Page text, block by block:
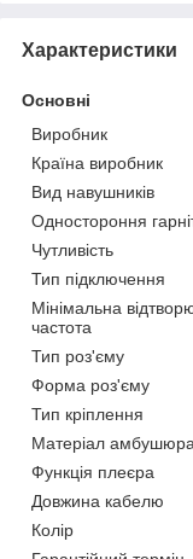
Характеристики
Основні
Виробник
Країна виробник
Вид навушників
Одностороння
Чутливість
Тип підключення
Мінімальна
частота
Тип роз'єму
Форма роз'єму
Тип кріплення
Матеріал амбушюра
Функція плеєра
Довжина кабелю
Колір